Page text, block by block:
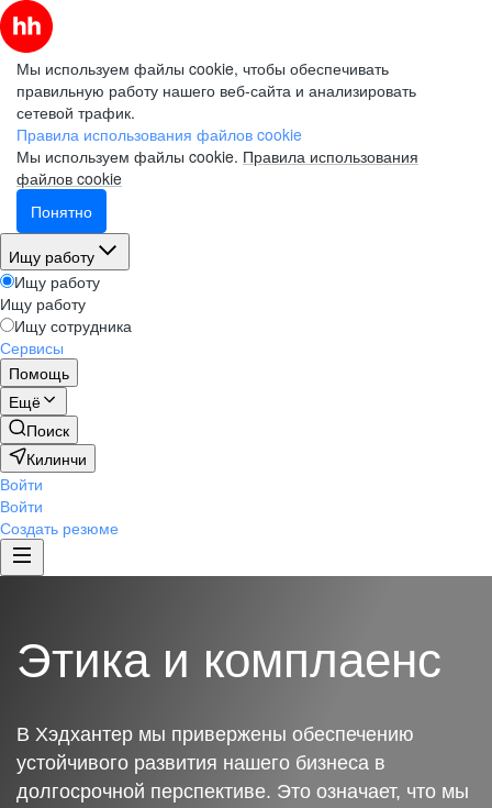
Мы используем файлы cookie, чтобы обеспечивать
правильную работу нашего веб-сайта и анализировать
сетевой трафик.
Правила использования файлов cookie
Мы используем файлы cookie. Правила использования
файлов cookie
Понятно
Ищу работу
Ищу работу
Ищу работу
Ищу сотрудника
Сервисы
Помощь
Ещё
Поиск
Килинчи
Войти
Войти
Создать резюме
Этика и комплаенс
В Хэдхантер мы привержены обеспечению
устойчивого развития нашего бизнеса в
долгосрочной перспективе. Это означает, что мы